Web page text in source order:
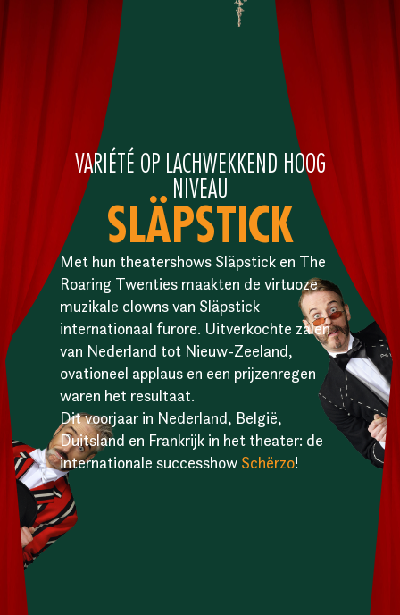
SLÄPSTICK
VARIÉTÉ OP LACHWEKKEND HOOG
NIVEAU
Met hun theatershows Släpstick en The
Roaring Twenties maakten de virtuoze
muzikale clowns van Släpstick
internationaal furore. Uitverkochte zalen
van Nederland tot Nieuw-Zeeland,
ovationeel applaus en een prijzenregen
waren het resultaat.
Dit voorjaar in Nederland, België,
Duitsland en Frankrijk in het theater: de
internationale successhow Schërzo!